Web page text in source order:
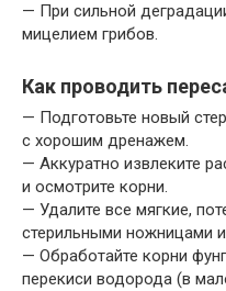
— При сильной
мицелием грибов.
Как проводить
— Подготовьте новый
с хорошим дренажем.
— Аккуратно извлеките
и осмотрите корни.
— Удалите все мягкие,
стерильными ножницами
— Обработайте корни
перекиси водорода (в